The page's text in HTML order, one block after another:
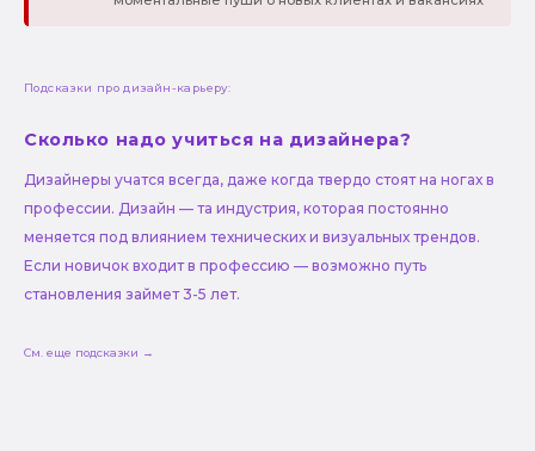
Подсказки про дизайн-карьеру:
Сколько надо учиться на дизайнера?
Дизайнеры учатся всегда, даже когда твердо стоят на ногах в
профессии. Дизайн — та индустрия, которая постоянно
меняется под влиянием технических и визуальных трендов.
Если новичок входит в профессию — возможно путь
становления займет 3-5 лет.
См. еще подсказки →